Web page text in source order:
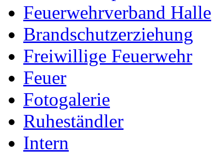
Feuerwehrverband Halle
Brandschutzerziehung
Freiwillige Feuerwehr
Feuer
Fotogalerie
Ruheständler
Intern